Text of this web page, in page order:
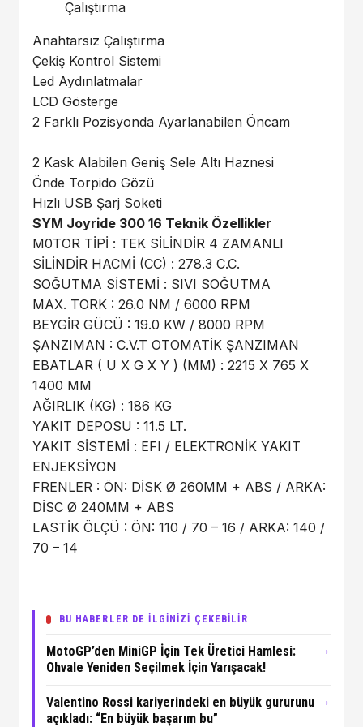
Çalıştırma
Anahtarsız Çalıştırma
Çekiş Kontrol Sistemi
Led Aydınlatmalar
LCD Gösterge
2 Farklı Pozisyonda Ayarlanabilen Öncam
2 Kask Alabilen Geniş Sele Altı Haznesi
Önde Torpido Gözü
Hızlı USB Şarj Soketi
SYM Joyride 300 16 Teknik Özellikler
M0TOR TİPİ : TEK SİLİNDİR 4 ZAMANLI
SİLİNDİR HACMİ (CC) : 278.3 C.C.
SOĞUTMA SİSTEMİ : SIVI SOĞUTMA
MAX. TORK : 26.0 NM / 6000 RPM
BEYGİR GÜCÜ : 19.0 KW / 8000 RPM
ŞANZIMAN : C.V.T OTOMATİK ŞANZIMAN
EBATLAR ( U X G X Y ) (MM) : 2215 X 765 X
1400 MM
AĞIRLIK (KG) : 186 KG
YAKIT DEPOSU : 11.5 LT.
YAKIT SİSTEMİ : EFI / ELEKTRONİK YAKIT
ENJEKSİYON
FRENLER : ÖN: DİSK Ø 260MM + ABS / ARKA:
DİSC Ø 240MM + ABS
LASTİK ÖLÇÜ : ÖN: 110 / 70 – 16 / ARKA: 140 /
70 – 14
BU HABERLER DE İLGİNİZİ ÇEKEBİLİR
MotoGP’den MiniGP İçin Tek Üretici Hamlesi:
Ohvale Yeniden Seçilmek İçin Yarışacak!
→
Valentino Rossi kariyerindeki en büyük gururunu
açıkladı: “En büyük başarım bu”
→